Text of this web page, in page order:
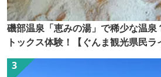
磯部温泉「恵みの湯」で稀少な温
トックス体験！【ぐんま観光県民ラ